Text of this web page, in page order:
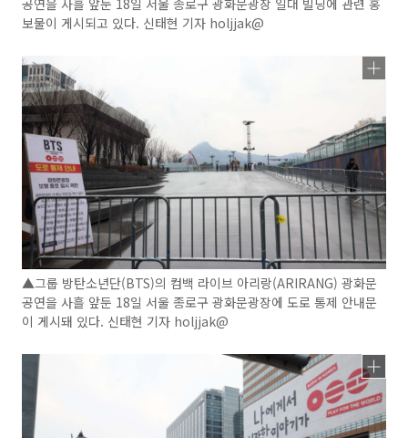
공연을 사흘 앞둔 18일 서울 종로구 광화문광장 일대 빌딩에 관련 홍
보물이 게시되고 있다. 신태현 기자 holjjak@
▲그룹 방탄소년단(BTS)의 컴백 라이브 아리랑(ARIRANG) 광화문
공연을 사흘 앞둔 18일 서울 종로구 광화문광장에 도로 통제 안내문
이 게시돼 있다. 신태현 기자 holjjak@